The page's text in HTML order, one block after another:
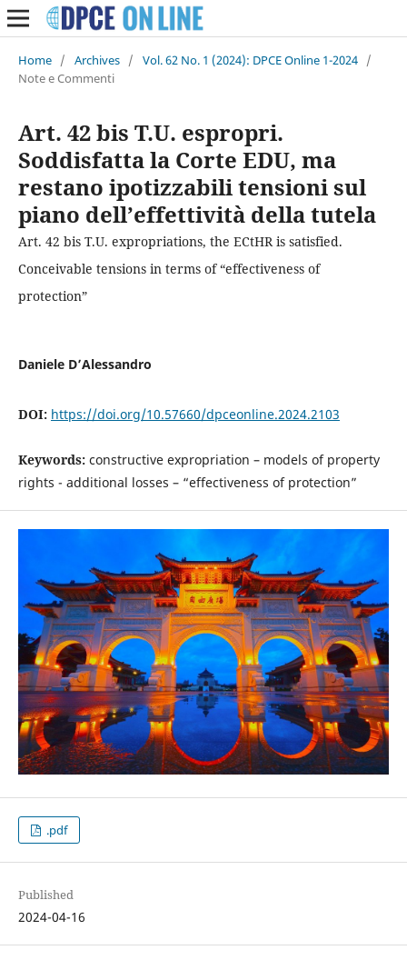
Home / Archives / Vol. 62 No. 1 (2024): DPCE Online 1-2024 /
Note e Commenti
Art. 42 bis T.U. espropri.
Soddisfatta la Corte EDU, ma
restano ipotizzabili tensioni sul
piano dell’effettività della tutela
Art. 42 bis T.U. expropriations, the ECtHR is satisfied.
Conceivable tensions in terms of “effectiveness of
protection”
Daniele D’Alessandro
DOI: https://doi.org/10.57660/dpceonline.2024.2103
Keywords: constructive expropriation – models of property
rights - additional losses – “effectiveness of protection”
.pdf
Published
2024-04-16